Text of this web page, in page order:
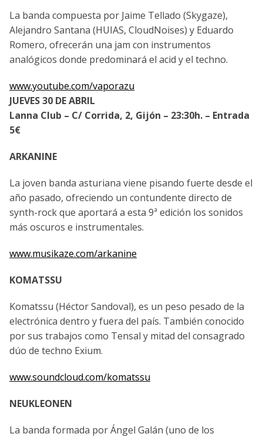
La banda compuesta por Jaime Tellado (Skygaze),
Alejandro Santana (HUIAS, CloudNoises) y Eduardo
Romero, ofrecerán una jam con instrumentos
analógicos donde predominará el acid y el techno.
www.youtube.com/vaporazu
JUEVES 30 DE ABRIL
Lanna Club – C/ Corrida, 2, Gijón – 23:30h. – Entrada
5€
ARKANINE
La joven banda asturiana viene pisando fuerte desde el
año pasado, ofreciendo un contundente directo de
synth-rock que aportará a esta 9ª edición los sonidos
más oscuros e instrumentales.
www.musikaze.com/arkanine
KOMATSSU
Komatssu (Héctor Sandoval), es un peso pesado de la
electrónica dentro y fuera del país. También conocido
por sus trabajos como Tensal y mitad del consagrado
dúo de techno Exium.
www.soundcloud.com/komatssu
NEUKLEONEN
La banda formada por Ángel Galán (uno de los